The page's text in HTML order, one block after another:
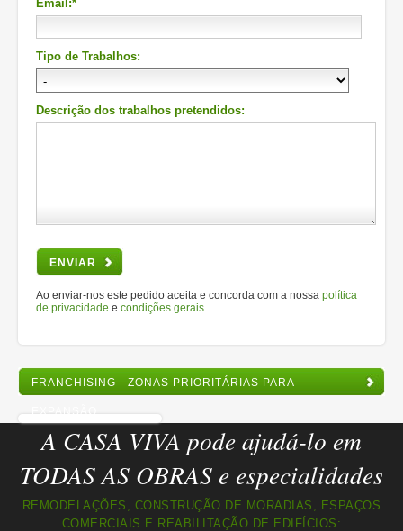
Email:*
Tipo de Trabalhos:
Descrição dos trabalhos pretendidos:
ENVIAR
Ao enviar-nos este pedido aceita e concorda com a nossa política
de privacidade e condições gerais
FRANCHISING - ZONAS PRIORITÁRIAS PARA
EXPANSÃO
A CASA VIVA pode ajudá-lo em
TODAS AS OBRAS e especialidades
REMODELAÇÕES, CONSTRUÇÃO DE MORADIAS, ESPAÇOS
COMERCIAIS E REABILITAÇÃO DE EDIFÍCIOS: